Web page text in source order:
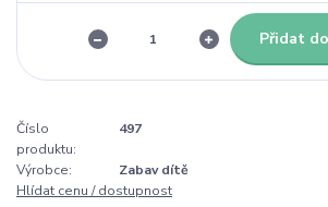
Přidat
Číslo
produktu:
497
Výrobce:
Zabav dítě
Hlídat cenu / dostupnost